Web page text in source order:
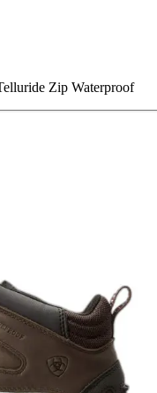
Zip Waterproof